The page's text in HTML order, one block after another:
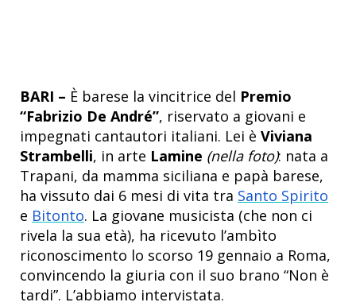
BARI – È barese la vincitrice del Premio
“Fabrizio De André”, riservato a giovani e
impegnati cantautori italiani. Lei è Viviana
Strambelli, in arte Lamine (nella foto): nata a
Trapani, da mamma siciliana e papà barese,
ha vissuto dai 6 mesi di vita tra Santo Spirito
e Bitonto. La giovane musicista (che non ci
rivela la sua età), ha ricevuto l’ambìto
riconoscimento lo scorso 19 gennaio a Roma,
convincendo la giuria con il suo brano “Non è
tardi”. L’abbiamo intervistata.